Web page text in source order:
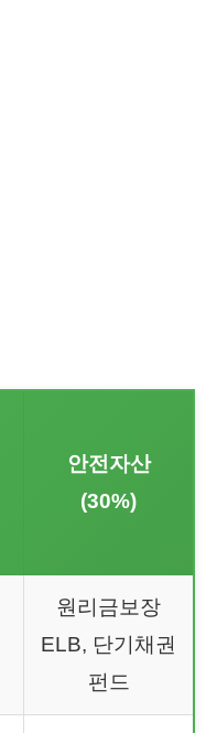
안전자산
(30%)
원리금보장
ELB, 단기채권
펀드